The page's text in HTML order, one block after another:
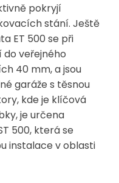
pokryjí
stání. Ještě
ET 500 se při
veřejného
40 mm, a jsou
garáže s těsnou
kde je klíčová
je určena
500, která se
instalace v oblasti